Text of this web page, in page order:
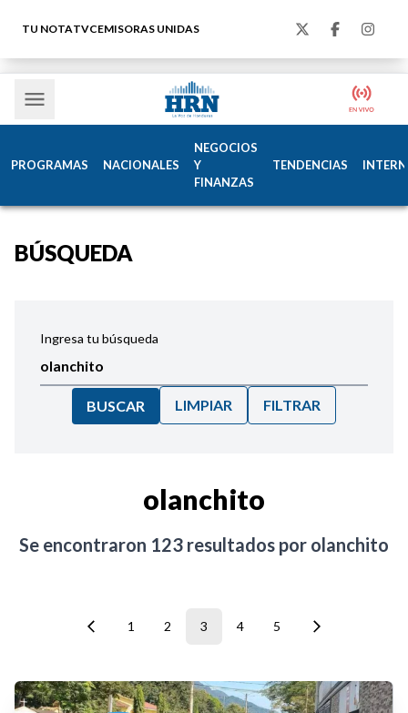
TU NOTATVCEMISORAS UNIDAS
PROGRAMAS NACIONALES
NEGOCIOS
Y
FINANZAS
TENDENCIAS
BÚSQUEDA
Ingresa tu búsqueda
BUSCAR LIMPIAR FILTRAR
olanchito
Se encontraron 123 resultados por olanchito
1 2 3 4 5